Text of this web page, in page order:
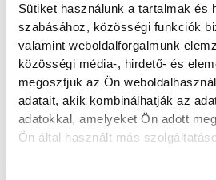
Sütiket használunk a tartalmak és
szabásához, közösségi funkciók
valamint weboldalforgalmunk
közösségi média-, hirdető- és
megosztjuk az Ön
adatait, akik kombinálhatják az
adatokkal, amelyeket Ön adott
Ön által használt más
klímaváltozás okozta
szárazságra hívja fel a
Elmeséljük a baljós
történetét.
Magyar Péter:
Magyarország